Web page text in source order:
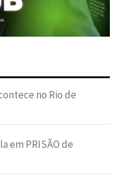
no Rio de
em PRISÃO de